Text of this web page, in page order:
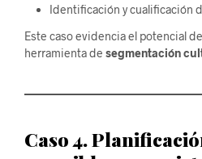
Identificación y cualificación
Este caso evidencia el potencial
herramienta de segmentación
Caso 4.